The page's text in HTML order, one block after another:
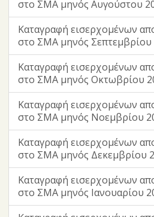
στο ΣΜΑ μηνός Αυγούστου
Καταγραφή εισερχομένων
στο ΣΜΑ μηνός Σεπτεμβρίου
Καταγραφή εισερχομένων
στο ΣΜΑ μηνός Οκτωβρίου
Καταγραφή εισερχομένων
στο ΣΜΑ μηνός Νοεμβρίου
Καταγραφή εισερχομένων
στο ΣΜΑ μηνός Δεκεμβρίου
Καταγραφή εισερχομένων
στο ΣΜΑ μηνός Ιανουαρίου